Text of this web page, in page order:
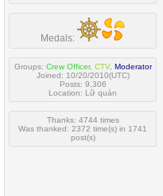
Medals:
Groups: Crew Officer, CTV, Moderator
Joined: 10/20/2010(UTC)
Posts: 9,306
Location: Lữ quán
Thanks: 4744 times
Was thanked: 2372 time(s) in 1741
post(s)